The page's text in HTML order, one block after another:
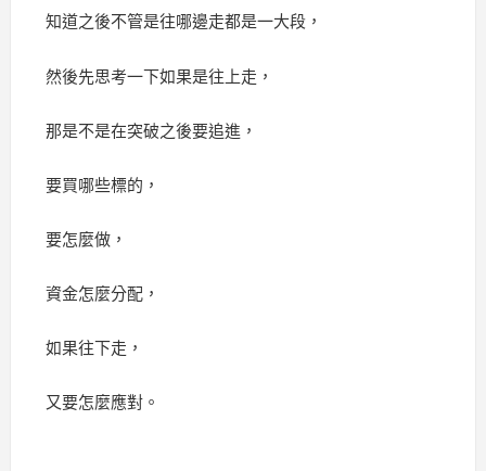
知道之後不管是往哪邊走都是一大段，
然後先思考一下如果是往上走，
那是不是在突破之後要追進，
要買哪些標的，
要怎麼做，
資金怎麼分配，
如果往下走，
又要怎麼應對。